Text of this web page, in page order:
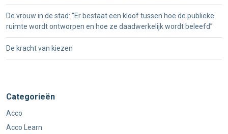
De vrouw in de stad: “Er bestaat een kloof tussen hoe de publieke
ruimte wordt ontworpen en hoe ze daadwerkelijk wordt beleefd”
De kracht van kiezen
Categorieën
Acco
Acco Learn